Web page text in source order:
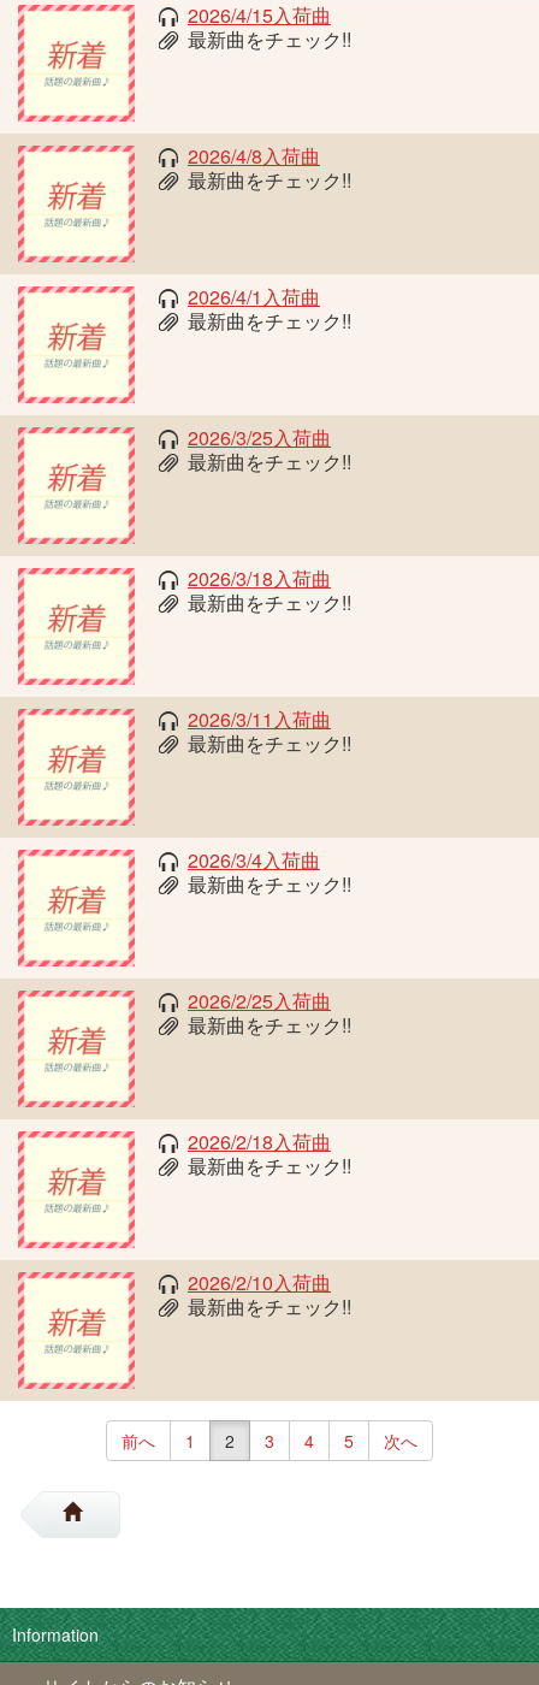
2026/4/15入荷曲
最新曲をチェック!!
2026/4/8入荷曲
最新曲をチェック!!
2026/4/1入荷曲
最新曲をチェック!!
2026/3/25入荷曲
最新曲をチェック!!
2026/3/18入荷曲
最新曲をチェック!!
2026/3/11入荷曲
最新曲をチェック!!
2026/3/4入荷曲
最新曲をチェック!!
2026/2/25入荷曲
最新曲をチェック!!
2026/2/18入荷曲
最新曲をチェック!!
2026/2/10入荷曲
最新曲をチェック!!
前へ 1 2 3 4 5 次へ
Information